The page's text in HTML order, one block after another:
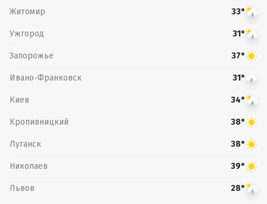
Житомир 33°
Ужгород 31°
Запорожье 37°
Ивано-Франковск 31°
Киев 34°
Кропивницкий 38°
Луганск 38°
Николаев 39°
Львов 28°